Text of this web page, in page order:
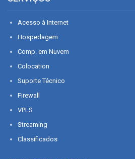
Acesso à Internet
Hospedagem
Comp. em Nuvem
Colocation
Suporte Técnico
Firewall
VPLS
Streaming
Classificados